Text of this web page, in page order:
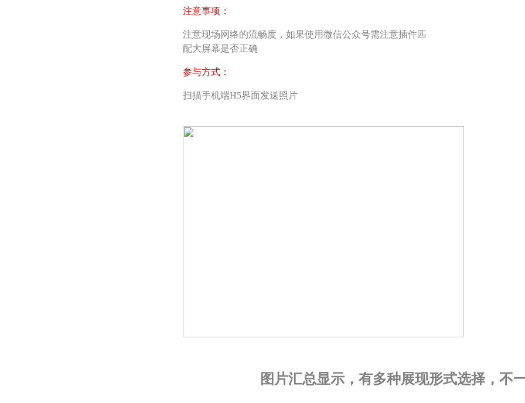
注意事项：
注意现场网络的流畅度，如果使用微信公众号需注意插件匹
配大屏幕是否正确
参与方式：
扫描手机端H5界面发送照片
图片汇总显示，有多种展现形式选择，不